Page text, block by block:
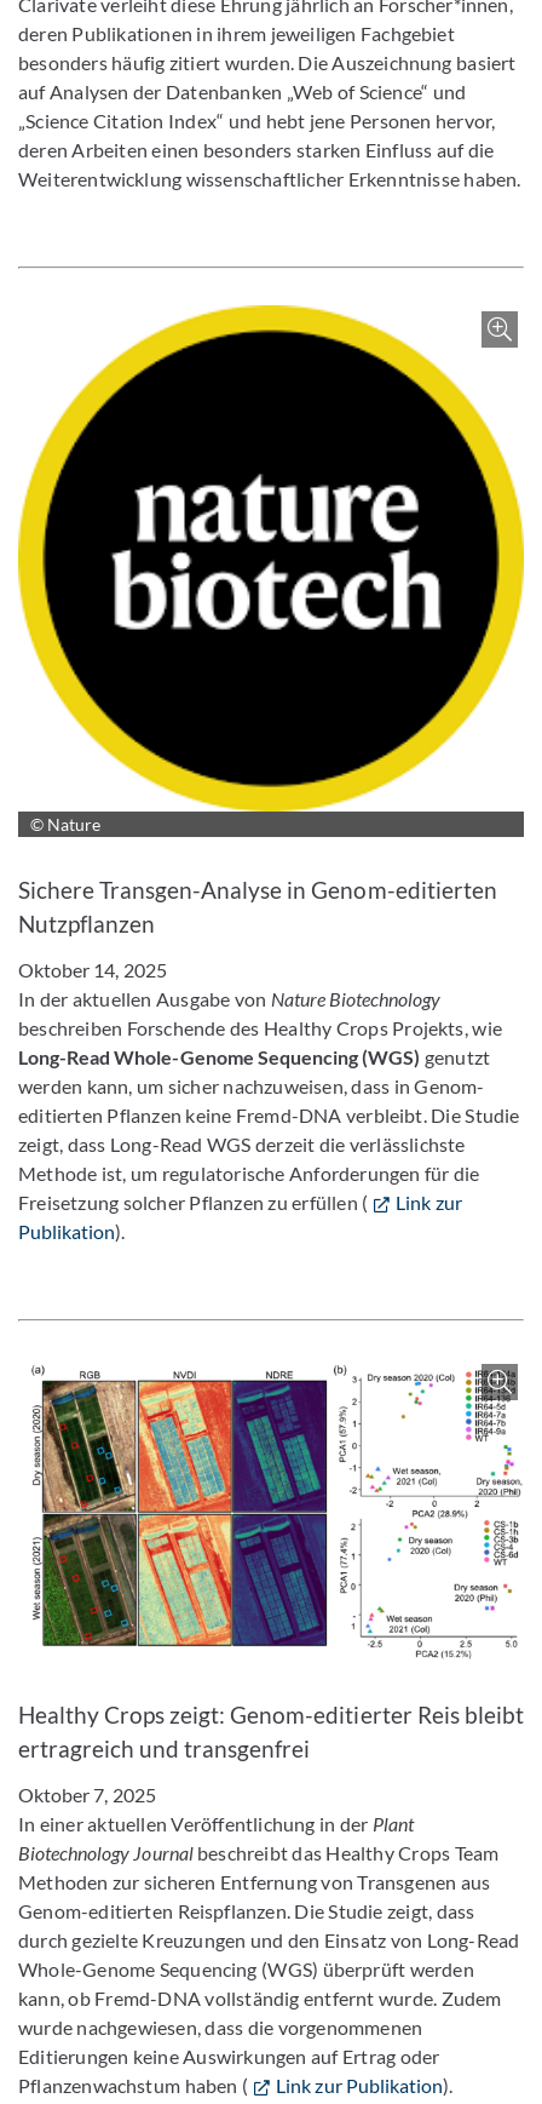
Clarivate verleiht diese Ehrung jährlich an Forscher*innen,
deren Publikationen in ihrem jeweiligen Fachgebiet
besonders häufig zitiert wurden. Die Auszeichnung basiert
auf Analysen der Datenbanken „Web of Science“ und
„Science Citation Index“ und hebt jene Personen hervor,
deren Arbeiten einen besonders starken Einfluss auf die
Weiterentwicklung wissenschaftlicher Erkenntnisse haben.
© Nature
Sichere Transgen-Analyse in Genom-editierten
Nutzpflanzen
Oktober 14, 2025
In der aktuellen Ausgabe von Nature Biotechnology
beschreiben Forschende des Healthy Crops Projekts, wie
Long-Read Whole-Genome Sequencing (WGS) genutzt
werden kann, um sicher nachzuweisen, dass in Genom-
editierten Pflanzen keine Fremd-DNA verbleibt. Die Studie
zeigt, dass Long-Read WGS derzeit die verlässlichste
Methode ist, um regulatorische Anforderungen für die
Freisetzung solcher Pflanzen zu erfüllen (
Link zur
Publikation).
Healthy Crops zeigt: Genom-editierter Reis bleibt
ertragreich und transgenfrei
Oktober 7, 2025
In einer aktuellen Veröffentlichung in der Plant
Biotechnology Journalbeschreibt das Healthy Crops Team
Methoden zur sicheren Entfernung von Transgenen aus
Genom-editierten Reispflanzen. Die Studie zeigt, dass
durch gezielte Kreuzungen und den Einsatz von Long-Read
Whole-Genome Sequencing (WGS) überprüft werden
kann, ob Fremd-DNA vollständig entfernt wurde. Zudem
wurde nachgewiesen, dass die vorgenommenen
Editierungen keine Auswirkungen auf Ertrag oder
Pflanzenwachstum haben (
Link zur Publikation).